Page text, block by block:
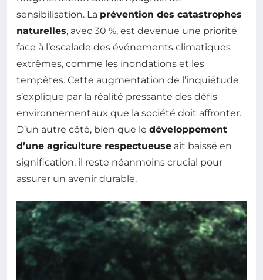
sensibilisation. La prévention des catastrophes
naturelles, avec 30 %, est devenue une priorité
face à l’escalade des événements climatiques
extrêmes, comme les inondations et les
tempêtes. Cette augmentation de l’inquiétude
s’explique par la réalité pressante des défis
environnementaux que la société doit affronter.
D’un autre côté, bien que le développement
d’une agriculture respectueuse ait baissé en
signification, il reste néanmoins crucial pour
assurer un avenir durable.